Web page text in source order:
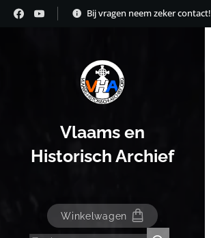
Bij vragen neem zeker contact!
Vlaams en
Historisch Archief
Winkelwagen